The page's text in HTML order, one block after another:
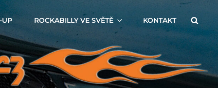
UP ROCKABILLY VE SVĚTĚ KONTAKT